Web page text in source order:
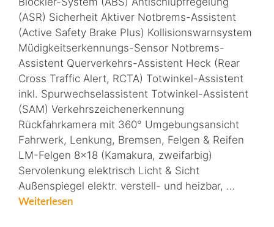
(ASR) Sicherheit Aktiver Notbrems-Assistent
(Active Safety Brake Plus) Kollisionswarnsystem
Müdigkeitserkennungs-Sensor Notbrems-
Assistent Querverkehrs-Assistent Heck (Rear
Cross Traffic Alert, RCTA) Totwinkel-Assistent
inkl. Spurwechselassistent Totwinkel-Assistent
(SAM) Verkehrszeichenerkennung
Rückfahrkamera mit 360° Umgebungsansicht
Fahrwerk, Lenkung, Bremsen, Felgen & Reifen
LM-Felgen 8×18 (Kamakura, zweifarbig)
Servolenkung elektrisch Licht & Sicht
Außenspiegel elektr. verstell- und heizbar, …
Weiterlesen